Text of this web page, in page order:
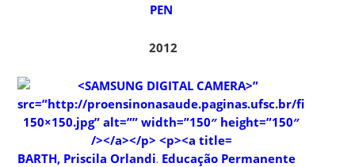
PEN
2012
BARTH, Priscila Orlandi. Educação Permanente